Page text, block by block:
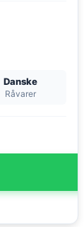
Danske
Råvarer